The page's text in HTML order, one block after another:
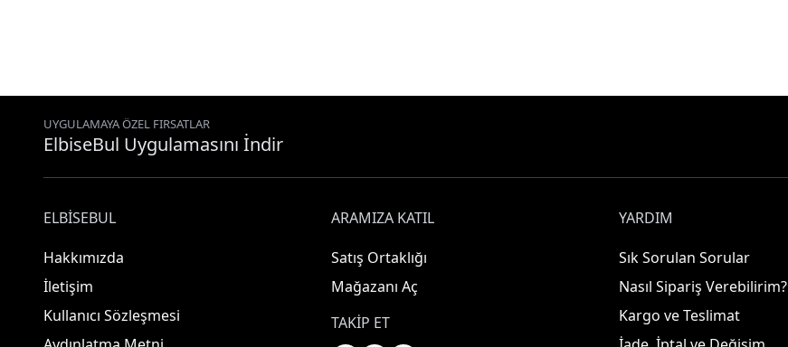
UYGULAMAYA ÖZEL FIRSATLAR
ElbiseBul Uygulamasını İndir
ELBISEBUL
Hakkımızda
İletişim
Kullanıcı Sözleşmesi
ARAMIZA KATIL
Satış Ortaklığı
Mağazanı Aç
TAKIP ET
YARDIM
Sık Sorulan Sorular
Nasıl Sipariş Verebilirim?
Kargo ve Teslimat